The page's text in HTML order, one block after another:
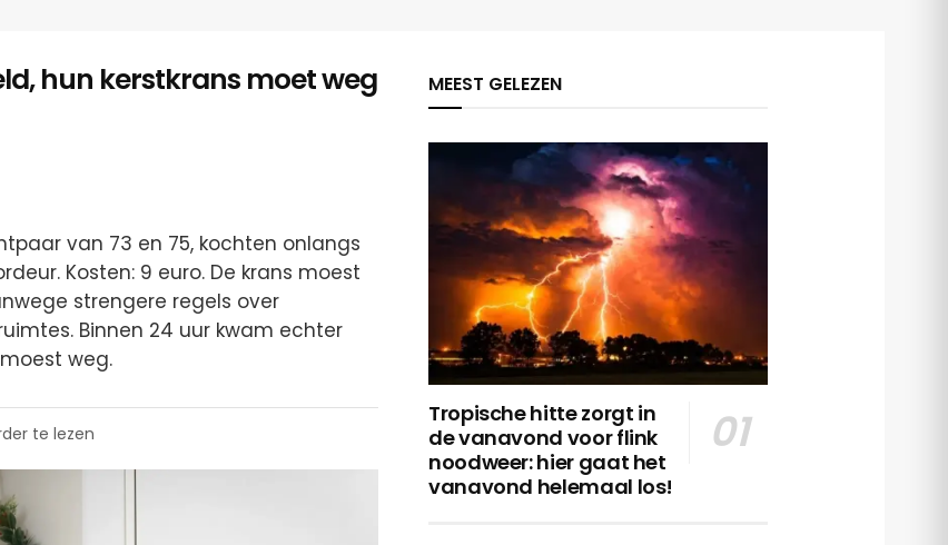
hun kerstkrans moet weg
van 73 en 75, kochten onlangs
Kosten: 9 euro. De krans moest
strengere regels over
Binnen 24 uur kwam echter
weg.
te lezen
MEEST GELEZEN
Tropische hitte zorgt in
de vanavond voor flink
noodweer: hier gaat het
vanavond helemaal los!